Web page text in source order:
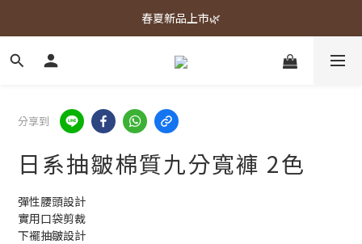
春夏新品上市🌿
春夏新品上市🌿
週週上新品✨
分享到
日系抽皺棉質九分寬褲 2色
彈性腰頭設計
實用口袋剪裁
下襬抽皺設計